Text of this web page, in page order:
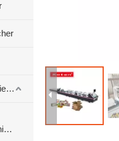
Post -Press- und Papierkonvertierungsmaschinen
Automatische Abisoliermaschine zum Stanzen von Material